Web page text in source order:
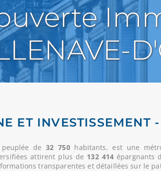
ET INVESTISSEMENT
peuplée de32 750habitants, est une
attirent plus de 132 414 épargnants
transparentes et détaillées sur le